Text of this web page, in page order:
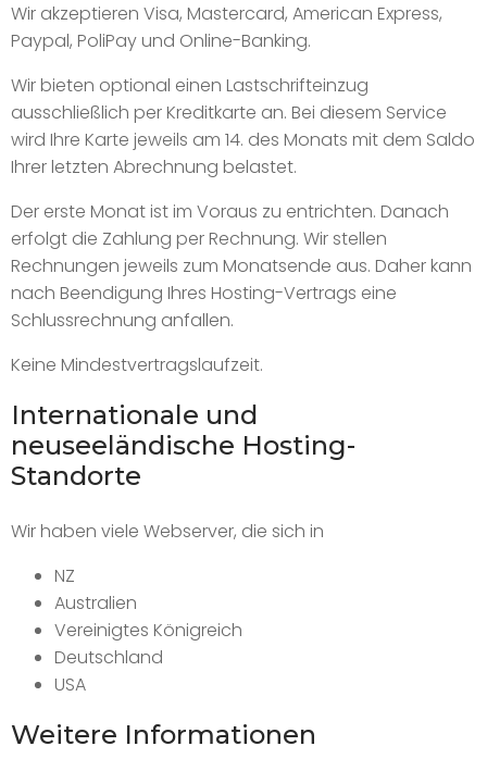
Wir akzeptieren Visa, Mastercard, American Express,
Paypal, PoliPay und Online-Banking.
Wir bieten optional einen Lastschrifteinzug
ausschließlich per Kreditkarte an. Bei diesem Service
wird Ihre Karte jeweils am 14. des Monats mit dem Saldo
Ihrer letzten Abrechnung belastet.
Der erste Monat ist im Voraus zu entrichten. Danach
erfolgt die Zahlung per Rechnung. Wir stellen
Rechnungen jeweils zum Monatsende aus. Daher kann
nach Beendigung Ihres Hosting-Vertrags eine
Schlussrechnung anfallen.
Keine Mindestvertragslaufzeit.
Internationale und
neuseeländische Hosting-
Standorte
Wir haben viele Webserver, die sich in
NZ
Australien
Vereinigtes Königreich
Deutschland
USA
Weitere Informationen